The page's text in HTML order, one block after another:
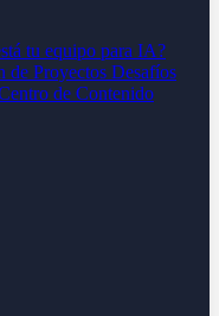
tu equipo para IA?
de Proyectos Desafíos
de Contenido